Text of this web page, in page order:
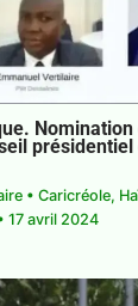
Nomination
présidentiel
• Caricréole,
17 avril 2024